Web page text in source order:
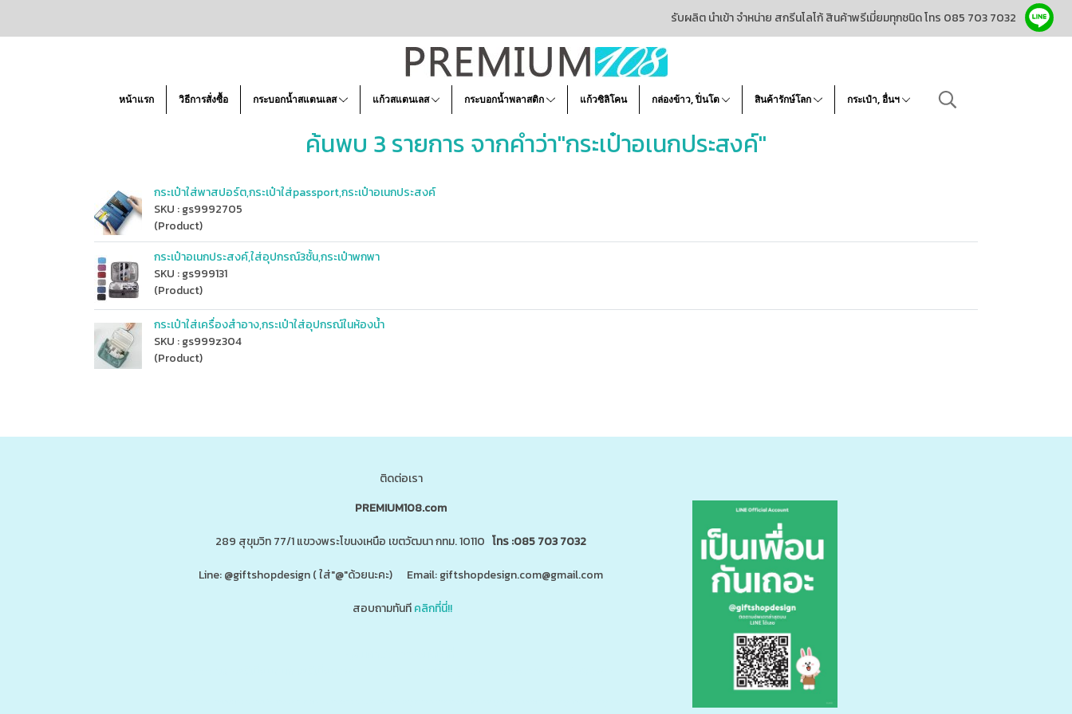
รับผลิต นำเข้า จำหน่าย สกรีนโลโก้ สินค้าพรีเมี่ยมทุกชนิด โทร 085 703 7032
หน้าแรก วิธีการสั่งซื้อ กระบอกน้ำสแตนเลส แก้วสแตนเลส กระบอกน้ำพลาสติก แก้วซิลิโคน กล่องข้าว, ปิ่นโต สินค้ารักษ์โลก กระเป๋า, อื่นฯ
ค้นพบ 3 รายการ จากคำว่า"กระเป๋าอเนกประสงค์"
กระเป๋าใส่พาสปอร์ต,กระเป๋าใส่passport,กระเป๋าอเนกประสงค์
SKU : gs9992705
(Product)
กระเป๋าอเนกประสงค์,ใส่อุปกรณ์3ชั้น,กระเป๋าพกพา
SKU : gs999131
(Product)
กระเป๋าใส่เครื่องสำอาง,กระเป๋าใส่อุปกรณ์ในห้องน้ำ
SKU : gs999z304
(Product)
ติดต่อเรา
PREMIUM108.com
289 สุขุมวิท 77/1 แขวงพระโขนงเหนือ เขตวัฒนา กทม. 10110 โทร :085 703 7032
Line: @giftshopdesign ( ใส่"@"ด้วยนะคะ) Email: giftshopdesign.com@gmail.com
สอบถามทันทีคลิกที่นี่!!